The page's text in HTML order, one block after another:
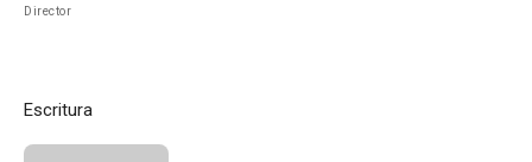
Director
Escritura